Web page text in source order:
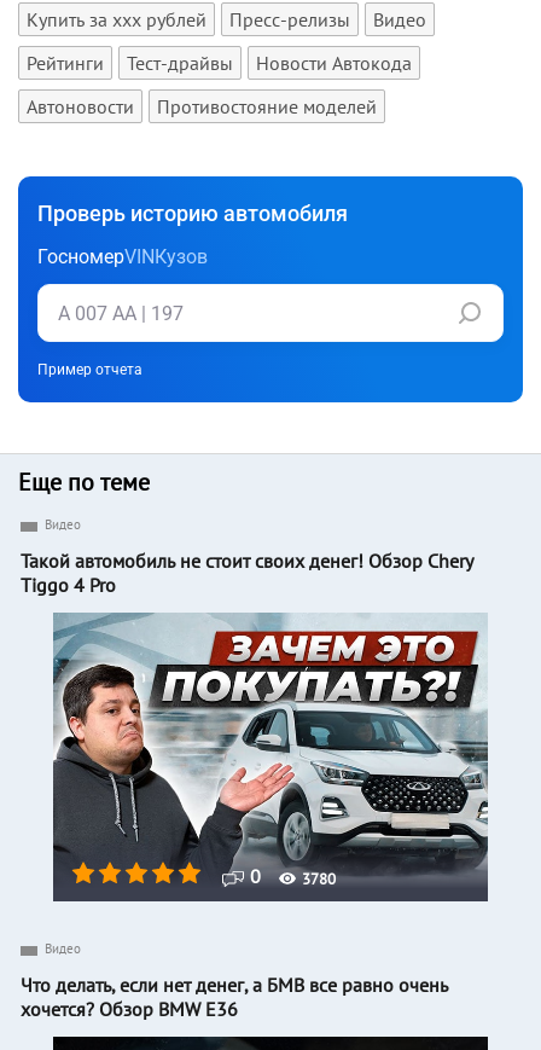
Купить за xxx рублей Пресс-релизы
Видео
Рейтинги
Тест-драйвы
Новости Автокода
Автоновости
Противостояние моделей
Проверь историю автомобиля
ГосномерVINКузов
Пример отчета
Еще по теме
0 3780
Видео
Такой автомобиль не стоит своих денег! Обзор Chery
Tiggo 4 Pro
Видео
Что делать, если нет денег, а БМВ все равно очень
хочется? Обзор BMW E36